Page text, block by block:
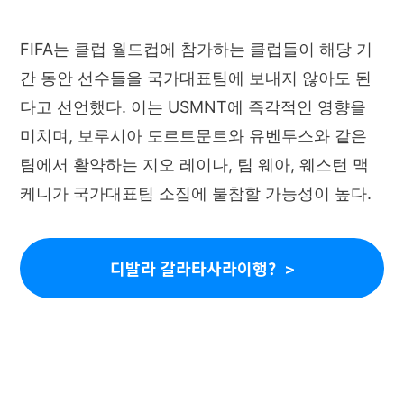
FIFA는 클럽 월드컵에 참가하는 클럽들이 해당 기
간 동안 선수들을 국가대표팀에 보내지 않아도 된
다고 선언했다. 이는 USMNT에 즉각적인 영향을
미치며, 보루시아 도르트문트와 유벤투스와 같은
팀에서 활약하는 지오 레이나, 팀 웨아, 웨스턴 맥
케니가 국가대표팀 소집에 불참할 가능성이 높다.
디발라 갈라타사라이행?